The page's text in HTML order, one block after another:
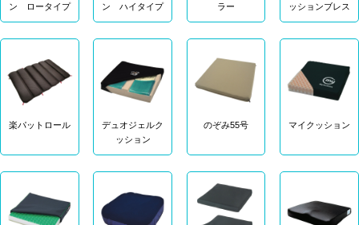
ン ロータイプ
ン ハイタイプ
ラー
ッションブレス
楽パットロール
デュオジェルク
ッション
のぞみ55号 マイクッション